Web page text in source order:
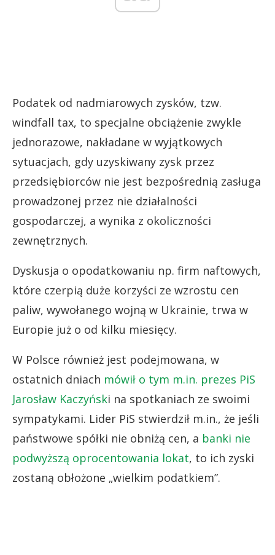
Podatek od nadmiarowych zysków, tzw.
windfall tax, to specjalne obciążenie zwykle
jednorazowe, nakładane w wyjątkowych
sytuacjach, gdy uzyskiwany zysk przez
przedsiębiorców nie jest bezpośrednią zasługa
prowadzonej przez nie działalności
gospodarczej, a wynika z okoliczności
zewnętrznych.
Dyskusja o opodatkowaniu np. firm naftowych,
które czerpią duże korzyści ze wzrostu cen
paliw, wywołanego wojną w Ukrainie, trwa w
Europie już o od kilku miesięcy.
W Polsce również jest podejmowana, w
ostatnich dniach mówił o tym m.in. prezes PiS
Jarosław Kaczyński na spotkaniach ze swoimi
sympatykami. Lider PiS stwierdził m.in., że jeśli
państwowe spółki nie obniżą cen, a banki nie
podwyższą oprocentowania lokat, to ich zyski
zostaną obłożone „wielkim podatkiem”.